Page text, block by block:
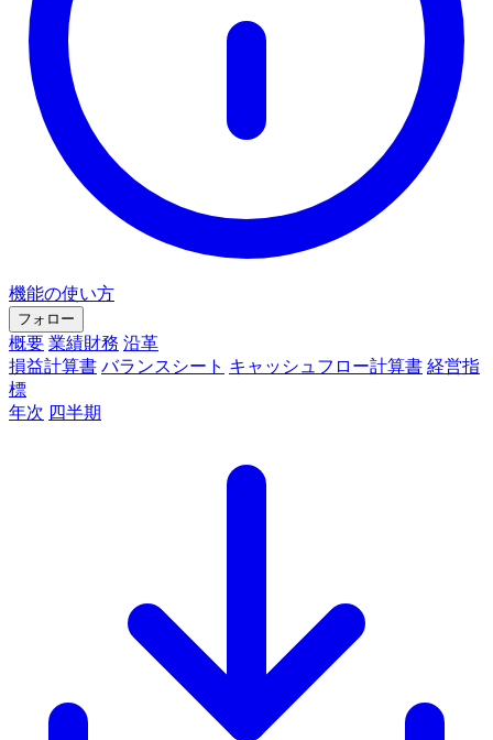
機能の使い方
フォロー
概要 業績財務 沿革
損益計算書 バランスシート キャッシュフロー計算書 経営指
標
年次 四半期